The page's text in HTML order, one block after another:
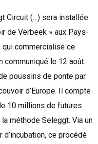
Circuit (…) sera installée
de Verbeek » aux Pays-
qui commercialise ce
communiqué le 12 août.
poussins de ponte par
d’Europe. Il compte
10 millions de futures
méthode Seleggt. Via un
ce procédé